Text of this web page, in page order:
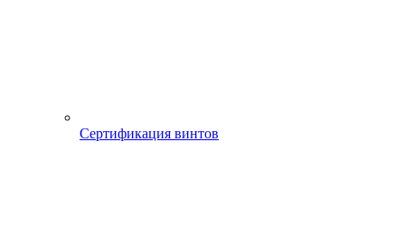
Сертификация винтов